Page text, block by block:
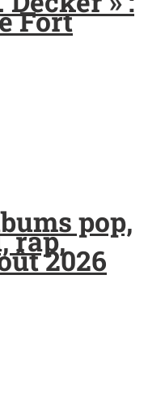
Fort
pop,
rap,
2026